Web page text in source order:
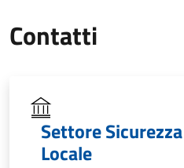
Contatti
Settore
Locale